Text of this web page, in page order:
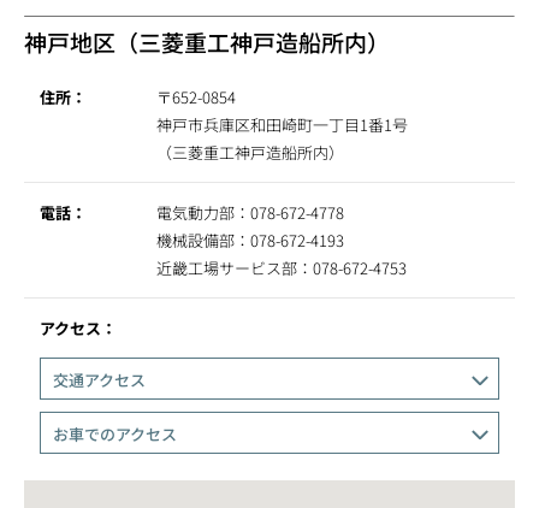
神戸地区（三菱重工神戸造船所内）
住所：
〒652-0854
神戸市兵庫区和田崎町一丁目1番1号
（三菱重工神戸造船所内）
電話：
電気動力部：078-672-4778
機械設備部：078-672-4193
近畿工場サービス部：078-672-4753
アクセス：
交通アクセス
お車でのアクセス